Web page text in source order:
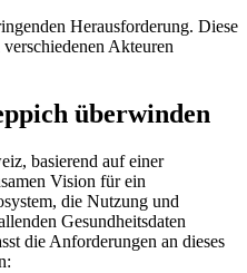
Herausforderung. Diese
Akteuren
überwinden
basierend auf einer
Vision für ein
die Nutzung und
Gesundheitsdaten
die Anforderungen an dieses